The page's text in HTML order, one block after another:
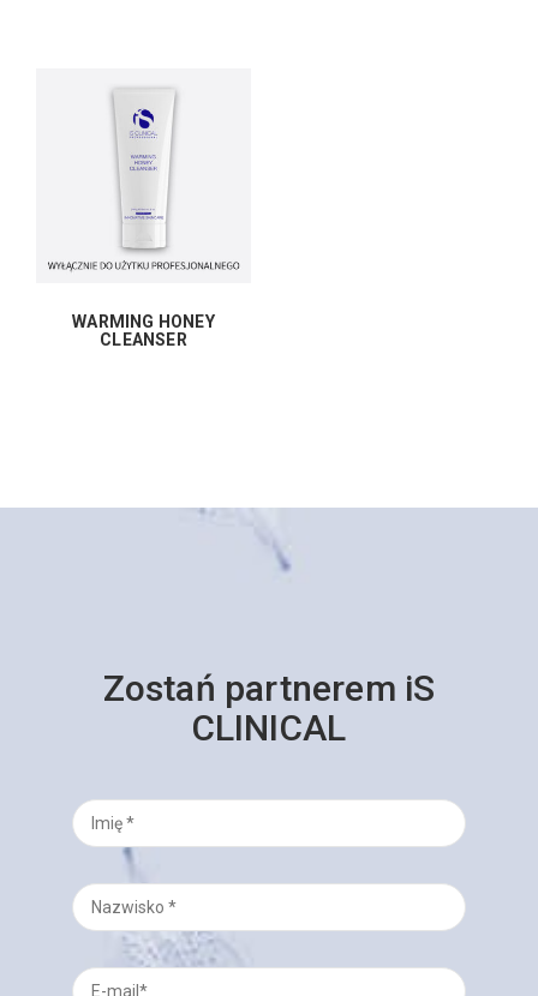
WARMING HONEY
CLEANSER
Zostań partnerem iS
CLINICAL